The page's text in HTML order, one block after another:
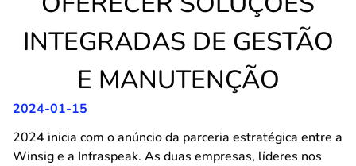
INTEGRADAS DE GESTÃO
E MANUTENÇÃO
2024-01-15
2024 inicia com o anúncio da parceria estratégica entre a
Winsig e a Infraspeak. As duas empresas, líderes nos